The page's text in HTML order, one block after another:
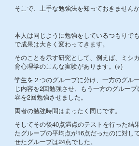
そこで、上手な勉強法を知っておきません
本人は同じように勉強をしているつもりで
で成果は大きく変わってきます。
そのことを示す研究として、例えば、ミシ
育心理学のこんな実験があります。(※)
学生を２つのグループに分け、一方のグル
じ内容を2回勉強させ、もう一方のグルー
容を2回勉強させました。
両者の勉強時間はまったく同じです。
そしてその後40点満点のテストを行った結
たグループの平均点が16点だったのに対し
せたグループは24点でした。